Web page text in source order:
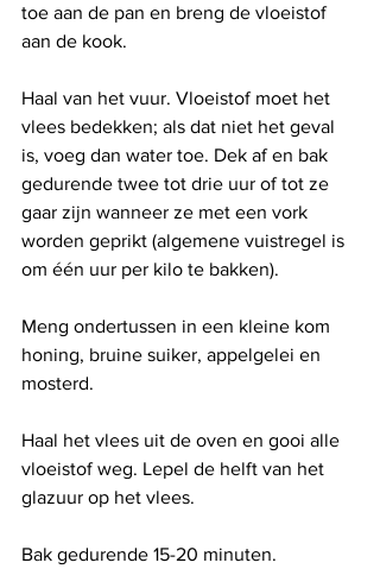
toe aan de pan en breng de vloeistof
aan de kook.
Haal van het vuur. Vloeistof moet het
vlees bedekken; als dat niet het geval
is, voeg dan water toe. Dek af en bak
gedurende twee tot drie uur of tot ze
gaar zijn wanneer ze met een vork
worden geprikt (algemene vuistregel is
om één uur per kilo te bakken).
Meng ondertussen in een kleine kom
honing, bruine suiker, appelgelei en
mosterd.
Haal het vlees uit de oven en gooi alle
vloeistof weg. Lepel de helft van het
glazuur op het vlees.
Bak gedurende 15-20 minuten.